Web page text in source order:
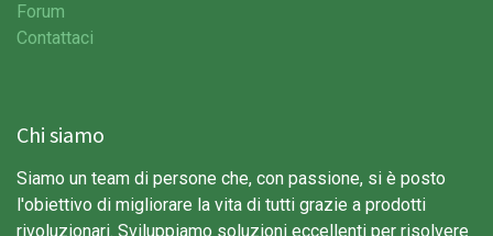
Forum
Contattaci
Chi siamo
Siamo un team di persone che, con passione, si è posto
l'obiettivo di migliorare la vita di tutti grazie a prodotti
rivoluzionari. Sviluppiamo soluzioni eccellenti per risolvere